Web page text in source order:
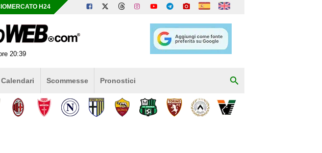
H24
20:39
Calendari Scommesse Pronostici